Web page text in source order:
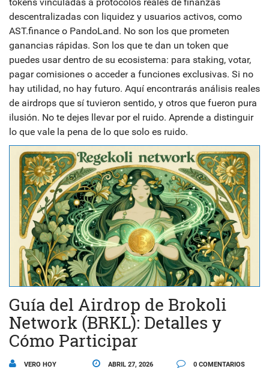
descentralizadas con liquidez y usuarios activos, como
AST.finance o PandoLand. No son los que prometen
ganancias rápidas. Son los que te dan un token que
puedes usar dentro de su ecosistema: para staking, votar,
pagar comisiones o acceder a funciones exclusivas. Si no
hay utilidad, no hay futuro. Aquí encontrarás análisis reales
de airdrops que sí tuvieron sentido, y otros que fueron pura
ilusión. No te dejes llevar por el ruido. Aprende a distinguir
lo que vale la pena de lo que solo es ruido.
Guía del Airdrop de Brokoli
Network (BRKL): Detalles y
Cómo Participar
VERO HOY ABRIL 27, 2026 0 COMENTARIOS